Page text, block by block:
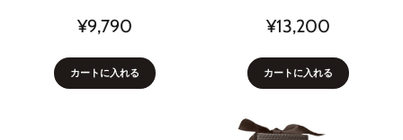
¥9,790
カートに入れる
¥13,200
カートに入れる